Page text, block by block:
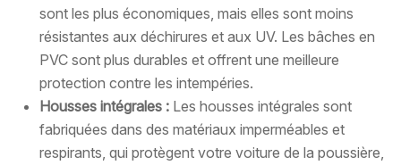
sont les plus économiques, mais elles sont moins
résistantes aux déchirures et aux UV. Les bâches en
PVC sont plus durables et offrent une meilleure
protection contre les intempéries.
Housses intégrales : Les housses intégrales sont
fabriquées dans des matériaux imperméables et
respirants, qui protègent votre voiture de la poussière,